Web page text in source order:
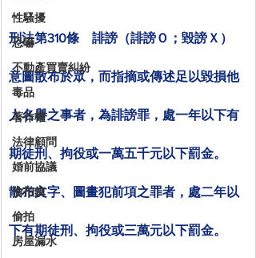
性騷擾
恐嚇
不動產買賣糾紛
毒品
著作權
法律顧問
婚前協議
偷拍鎮
偷拍
房屋漏水
刑法第310條　誹謗（誹謗Ｏ；毀謗Ｘ）
意圖散布於眾，而指摘或傳述足以毀損他
人名譽之事者，為誹謗罪，處一年以下有
期徒刑、拘役或一萬五千元以下罰金。
散布文字、圖畫犯前項之罪者，處二年以
下有期徒刑、拘役或三萬元以下罰金。